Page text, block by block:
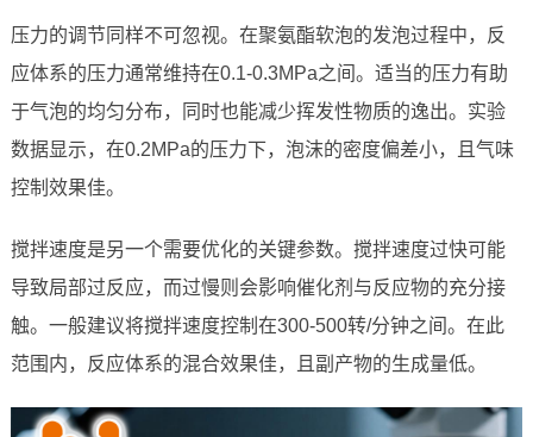
压力的调节同样不可忽视。在聚氨酯软泡的发泡过程中，反
应体系的压力通常维持在0.1-0.3MPa之间。适当的压力有助
于气泡的均匀分布，同时也能减少挥发性物质的逸出。实验
数据显示，在0.2MPa的压力下，泡沫的密度偏差小，且气味
控制效果佳。
搅拌速度是另一个需要优化的关键参数。搅拌速度过快可能
导致局部过反应，而过慢则会影响催化剂与反应物的充分接
触。一般建议将搅拌速度控制在300-500转/分钟之间。在此
范围内，反应体系的混合效果佳，且副产物的生成量低。